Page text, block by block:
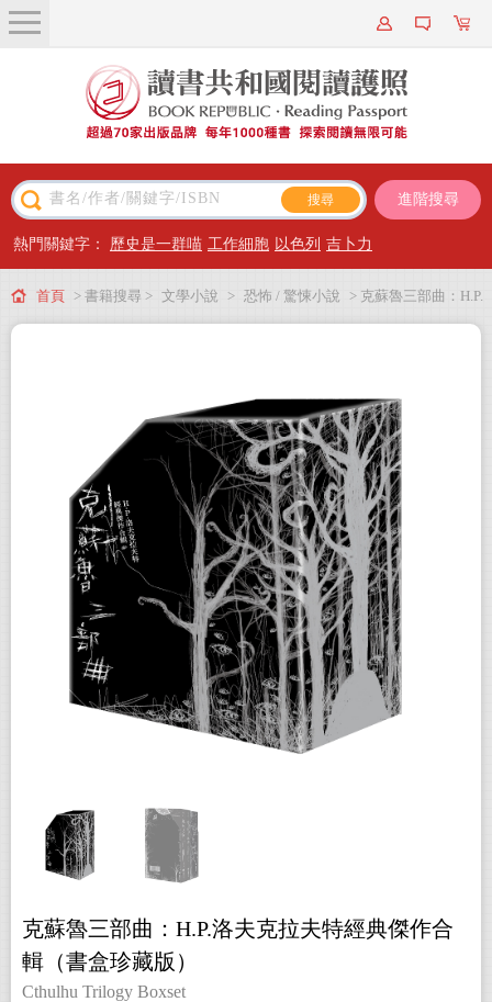
關於我們
近期新書
主題閱讀
出版專區
會員專屬
進階搜尋
熱門關鍵字： 歷史是一群喵 工作細胞 以色列 吉卜力
首頁 > 書籍搜尋 > 文學小說 > 恐怖 / 驚悚小說 > 克蘇魯三部曲：H.P.
克蘇魯三部曲：H.P.洛夫克拉夫特經典傑作合
輯（書盒珍藏版）
Cthulhu Trilogy Boxset